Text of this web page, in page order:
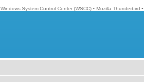
Windows System Control Center (WSCC) • Mozilla Thunderbird •